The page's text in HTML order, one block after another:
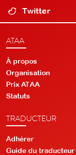
Twitter
ATAA
À propos
Organisation
Prix ATAA
Statuts
TRADUCTEUR
Adhérer
Guide du traducteur